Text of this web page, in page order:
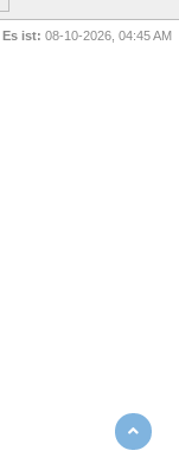
Es ist: 08-10-2026, 04:45 AM